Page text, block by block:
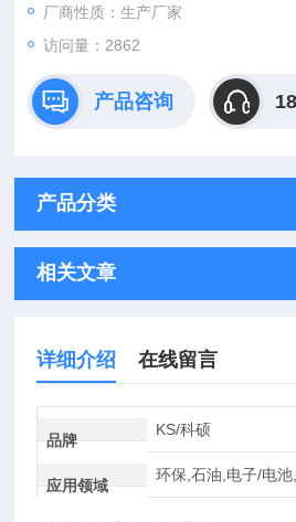
开关测量。内置语音输出可实时播报测
具有蓝牙PC通信功能
厂商性质：生产厂家
访问量：2862
产品咨询
产品分类
相关文章
详细介绍 在线留言
品牌
KS/科硕
应用领域
环保,石油,电子/电